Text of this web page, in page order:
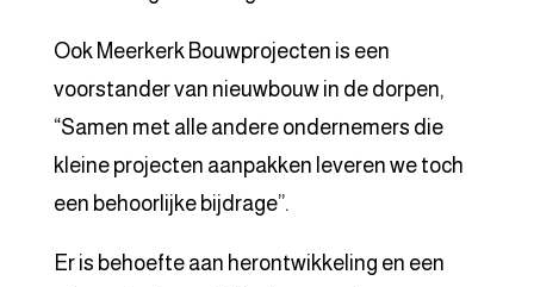
Ook Meerkerk Bouwprojecten is een
voorstander van nieuwbouw in de dorpen,
“Samen met alle andere ondernemers die
kleine projecten aanpakken leveren we toch
een behoorlijke bijdrage”.
Er is behoefte aan herontwikkeling en een